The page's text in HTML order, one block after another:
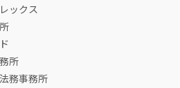
ックス
所
務事務所